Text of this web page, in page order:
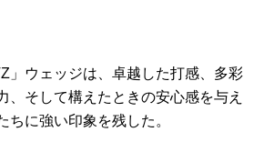
」ウェッジは、卓越した打感、多彩
、そして構えたときの安心感を与え
ちに強い印象を残した。